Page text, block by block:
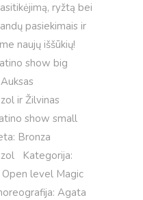
ryžtą bei
pasiekimais ir
naujų iššūkių!
show big
ir Žilvinas
show small
Bronza
Kategorija:
level Magic
Agata